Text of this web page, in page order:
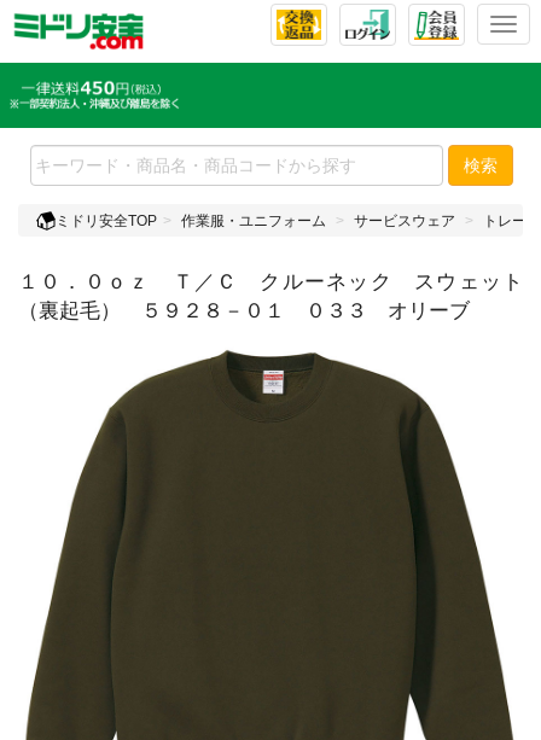
T
l
e
n
v
g
検索
ミドリ安全TOP 作業服・ユニフォーム サービスウェア トレー
１０．０ｏｚ Ｔ／Ｃ クルーネック スウェット
（裏起毛） ５９２８－０１ ０３３ オリーブ